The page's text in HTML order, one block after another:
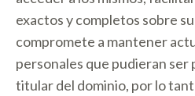
exactos y completos sobre
compromete a mantener
personales que pudieran ser
titular del dominio, por lo